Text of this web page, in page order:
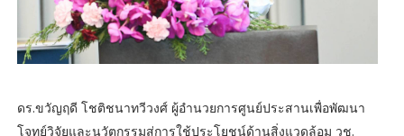
ดร.ขวัญฤดี โชติชนาทวีวงศ์ ผู้อำนวยการศูนย์ประสานเพื่อพัฒนา
โจทย์วิจัยและนวัตกรรมสู่การใช้ประโยชน์ด้านสิ่งแวดล้อม วช.